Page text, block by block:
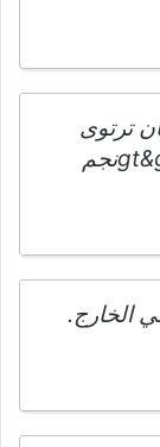
ترتوى
الخارج.